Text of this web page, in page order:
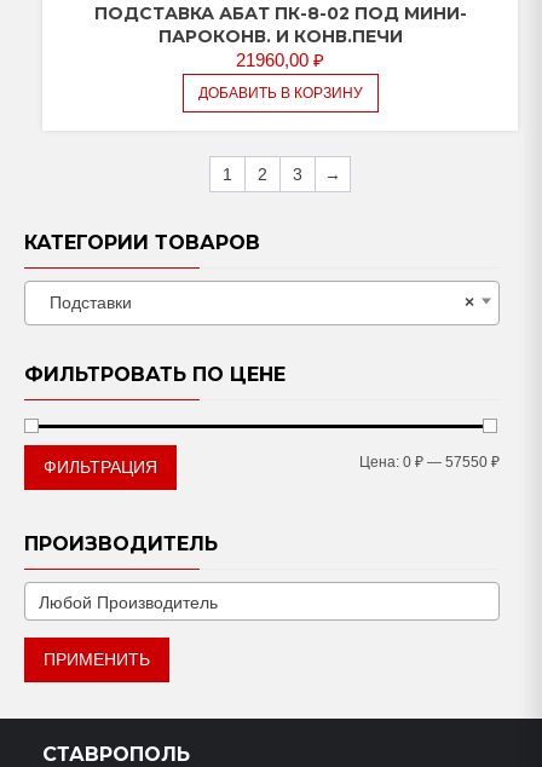
ПОДСТАВКА АБАТ ПК-8-02 ПОД МИНИ-
ПАРОКОНВ. И КОНВ.ПЕЧИ
21960,00 ₽
ДОБАВИТЬ В КОРЗИНУ
1 2 3 →
КАТЕГОРИИ ТОВАРОВ
×
Подставки
ФИЛЬТРОВАТЬ ПО ЦЕНЕ
ФИЛЬТРАЦИЯ Цена: 0 ₽ — 57550 ₽
ПРОИЗВОДИТЕЛЬ
ПРИМЕНИТЬ
СТАВРОПОЛЬ